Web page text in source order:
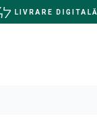
LIVRARE